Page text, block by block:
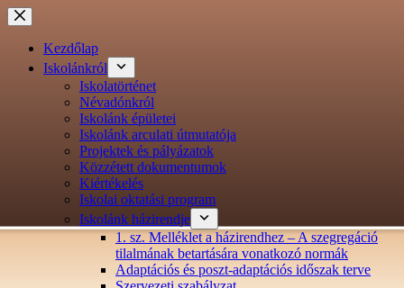
Ugrás
a
tartalomraKezdőlap
Iskolánkról
Iskolatörténet
Névadónkról
Iskolánk épületei
Iskolánk arculati útmutatója
Projektek és pályázatok
Közzétett dokumentumok
Kiértékelés
Iskolai oktatási program
Iskolánk házirendje
1. sz. Melléklet a házirendhez – A szegregáció
tilalmának betartására vonatkozó normák
Adaptációs és poszt-adaptációs időszak terve